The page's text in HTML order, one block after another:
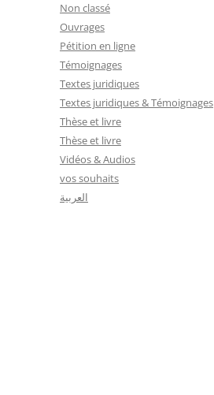
Non classé
Ouvrages
Pétition en ligne
Témoignages
Textes juridiques
Textes juridiques & Témoignages
Thèse et livre
Thèse et livre
Vidéos & Audios
vos souhaits
العربية